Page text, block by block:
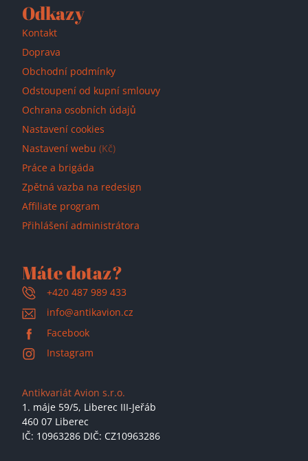
Odkazy
Kontakt
Doprava
Obchodní podmínky
Odstoupení od kupní smlouvy
Ochrana osobních údajů
Nastavení cookies
Nastavení webu (Kč)
Práce a brigáda
Zpětná vazba na redesign
Affiliate program
Přihlášení administrátora
Máte dotaz?
+420 487 989 433
info@antikavion.cz
Facebook
Instagram
Antikvariát Avion s.r.o.
1. máje 59/5, Liberec III-Jeřáb
460 07 Liberec
IČ: 10963286 DIČ: CZ10963286